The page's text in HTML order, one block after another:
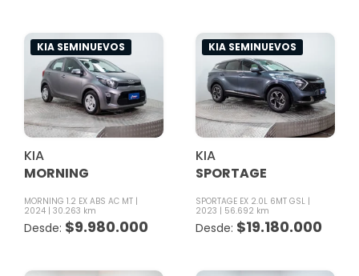
KIA SEMINUEVOS
KIA
MORNING
MORNING 1.2 EX ABS AC MT
2024 30.263 km
$9.980.000
KIA SEMINUEVOS
KIA
SPORTAGE
SPORTAGE EX 2.0L 6MT GSL
2023
56.692 km
$19.180.000